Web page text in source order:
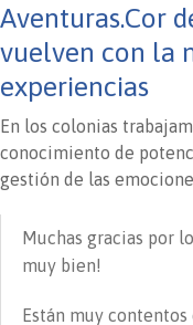
Aventuras.Cor
vuelven con la
experiencias
En los colonias
conocimiento de
gestión de las
Muchas gracias por
muy bien!
Están muy